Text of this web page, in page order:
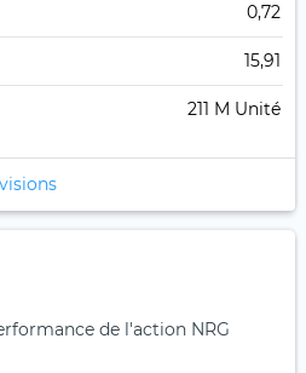
0,72
15,91
211 M Unité
de l'action NRG